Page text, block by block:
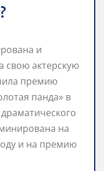
и
свою актерскую
премию
панда» в
на
и на премию